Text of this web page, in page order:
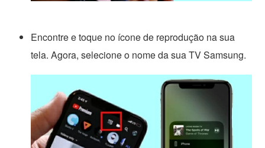
Encontre e toque no ícone de reprodução na sua
tela. Agora, selecione o nome da sua TV Samsung.